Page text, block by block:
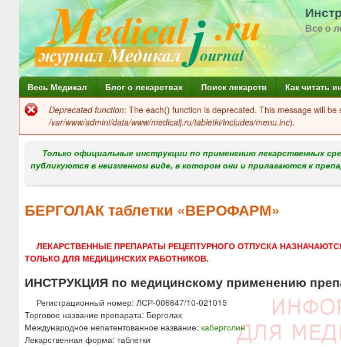
Все о
Г
л
н
м
н
Весь Медикал Блог о лекарствах Поиск лекарств Как читать
Сообщение
об
ошибке
Deprecated function: The each() function is deprecated. This message will
/var/www/admini/data/www/medicalj.ru/tabletki/includes/menu.inc).
Только официальные инструкции по применению лекарственных
публикуются в неизменном виде, в котором они и прилагаются к
БЕРГОЛАК таблетки «ВЕРОФАРМ»
ЛЕКАРСТВЕННЫЕ ПРЕПАРАТЫ РЕЦЕПТУРНОГО ОТПУСКА
ТОЛЬКО ДЛЯ МЕДИЦИНСКИХ РАБОТНИКОВ.
ИНСТРУКЦИЯ по медицинскому применению
Регистрационный номер: ЛСР-006647/10-021015
Торговое название препарата: Берголак
Международное непатентованное название: каберголин
Лекарственная форма: таблетки